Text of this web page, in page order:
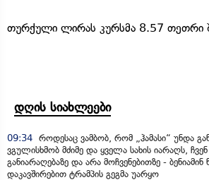
თურქული ლირას კურსმა 8.57 თეთრი
დღის სიახლეები
09:34 როდესაც ვამბობ, რომ „ჰამასი“ უნდა
ვგულისხმობ მძიმე და ყველა სახის იარაღს,
განიარაღებაზე და არა მოჩვენებითზე - ბენიამინ
დაკავშირებით ტრამპის გეგმა უარყო